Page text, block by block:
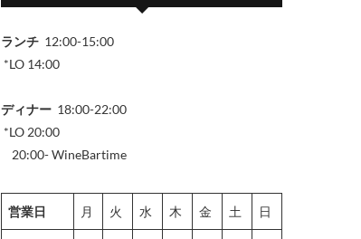
ランチ 12:00-15:00
*LO 14:00
ディナー 18:00-22:00
*LO 20:00
20:00- WineBartime
営業日 月 火 水 木 金 土 日